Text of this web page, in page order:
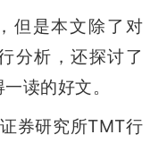
但是本文除了对
分析，还探讨了
读的好文。
券研究所TMT行